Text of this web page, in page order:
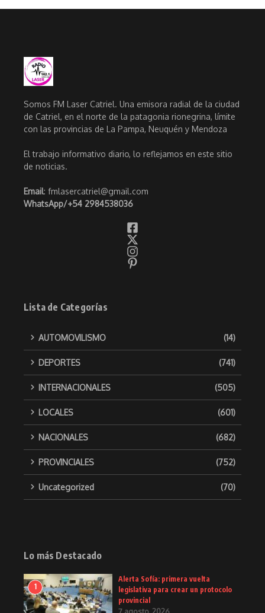
Somos FM Laser Catriel. Una emisora radial de la ciudad
de Catriel, en el norte de la patagonia rionegrina, límite
con las provincias de La Pampa, Neuquén y Mendoza
El trabajo informativo diario, lo reflejamos en este sitio
de noticias.
Email: fmlasercatriel@gmail.com
WhatsApp/+54 2984538036
Lista de Categorías
AUTOMOVILISMO (14)
DEPORTES (741)
INTERNACIONALES (505)
LOCALES (601)
NACIONALES (682)
PROVINCIALES (752)
Uncategorized (70)
Lo más Destacado
1
Alerta Sofía: primera vuelta
legislativa para crear un protocolo
provincial
7 agosto, 2026